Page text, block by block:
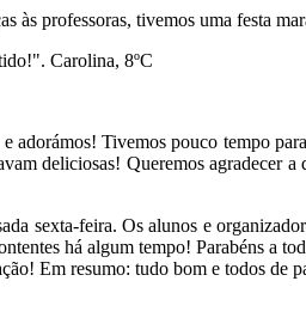
professoras, tivemos uma festa
Carolina, 8ºC
Tivemos pouco tempo
deliciosas! Queremos
sexta-feira. Os alunos e
há algum tempo! Parabéns a
Em resumo: tudo bom e todos de